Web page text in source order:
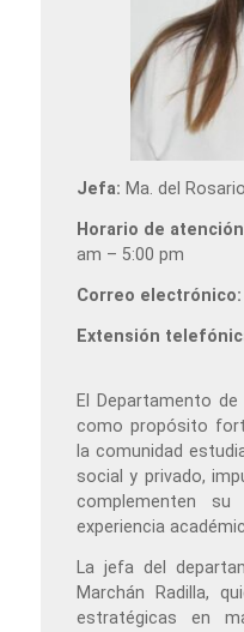
Jefa: Ma. del
Horario de
am – 5:00 pm
Correo electrónico:
Extensión
El Departamento
como propósito
la comunidad
social y privado,
complementen
experiencia
La jefa del
Marchán Radilla,
estratégicas en